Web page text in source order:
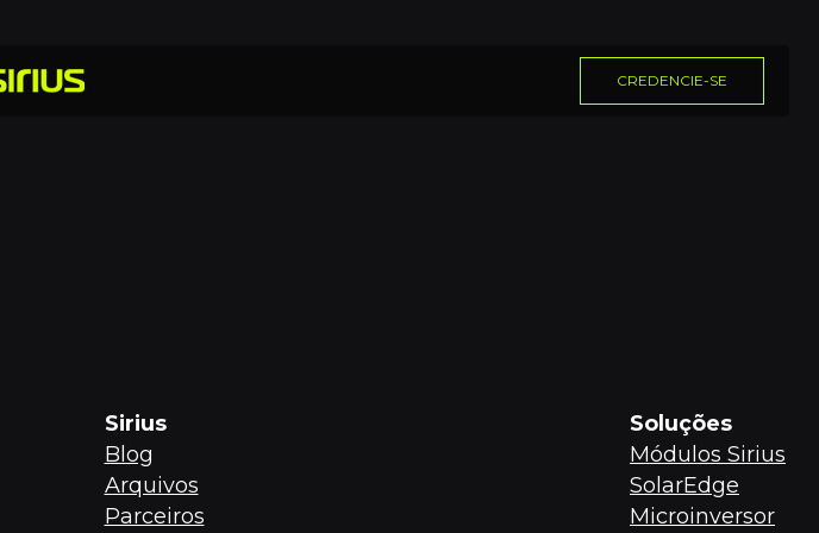
CREDENCIE-SE
Sirius
Blog
Arquivos
Parceiros
Soluções
Módulos Sirius
SolarEdge
Microinversor